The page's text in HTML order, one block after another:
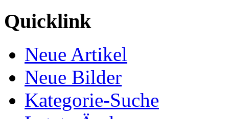
Quicklink
Neue Artikel
Neue Bilder
Kategorie-Suche